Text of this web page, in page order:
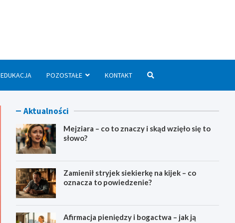
EDUKACJA POZOSTAŁE KONTAKT
Aktualności
Mejziara – co to znaczy i skąd wzięło się to
słowo?
Zamienił stryjek siekierkę na kijek – co
oznacza to powiedzenie?
Afirmacja pieniędzy i bogactwa – jak ją